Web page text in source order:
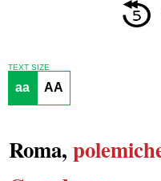
TEXT SIZE
aa AA
Roma,